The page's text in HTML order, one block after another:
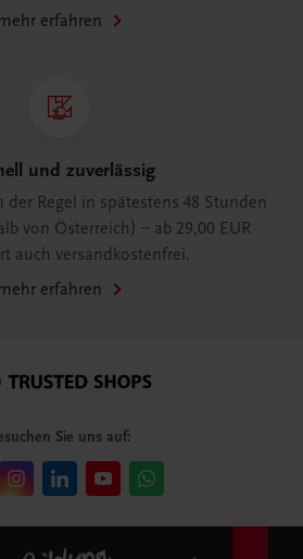
erfahren
und zuverlässig
Regel in spätestens 48 Stunden
von Österreich) – ab 29,00 EUR
auch versandkostenfrei.
erfahren
Sie uns auf: